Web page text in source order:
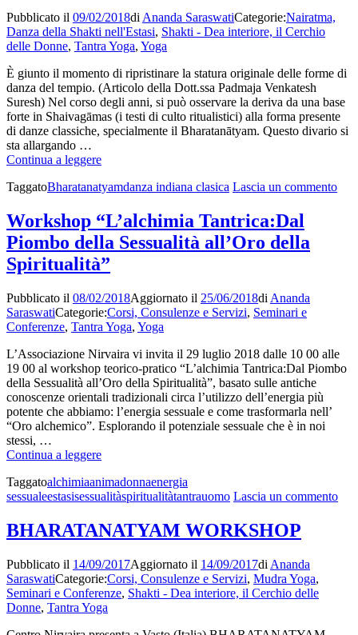
Potere
Infinito
della
(Dea
interiore)”
Pubblicato il 09/02/2018di Ananda SaraswatiCategorie:Nairatma,
Danza della Shakti nell'Estasi, Shakti - Dea interiore, il Cerchio
delle Donne, Tantra Yoga, Yoga
È giunto il momento di ripristinare la statura originale delle forme di
danza del tempio. (Articolo della Dott.ssa Padmaja Venkatesh
Suresh) Nel corso degli anni, si può osservare la deriva da una base
forte in Shaivagāmas (i testi di culto ritualistici) alla forma presente
di danze classiche, specialmente il Bharatanātyam. Questo divario si
sta allargando …
Continua a leggereÈ
il
di
ripristinare
la
statura
originale
forme
di
danza
tempio.
TaggatoBharatanatyamdanza indiana clasica Lascia un commentosu
di
Workshop “L’alchimia Tantrica:Dal
Piombo della Sessualità all’Oro della
Spiritualità”
Pubblicato il 08/02/2018Aggiornato il 25/06/2018di Ananda
SaraswatiCategorie:Corsi, Consulenze e Servizi, Seminari e
Conferenze, Tantra Yoga, Yoga
L’Associazione Nirvaira vi invita il 29 luglio 2018 dalle 10 00 alle
19 00 al workshop teorico-pratico “L’alchimia Tantrica:Dal Piombo
della Sessualità all’Oro della Spiritualità”, basato sulle antiche
conoscenze orientali tradizionali circa l’utilizzo dell’energia più
potente che abbiamo: l’energia sessuale e come trasformarla nell’
“Oro alchemico”. Esplorando il potenziale sessuale che è in noi
stessi, …
Continua a leggereWorkshop
Tantrica:Dal
Piombo
Sessualità
all’Oro
Spiritualità”
Taggatoalchimiaanimadonnaenergia
sessualeestasisessualitàspiritualitàtantrauomo Lascia un commentosu
BHARATANATYAM WORKSHOP
Pubblicato il 14/09/2017Aggiornato il 14/09/2017di Ananda
SaraswatiCategorie:Corsi, Consulenze e Servizi, Mudra Yoga,
Seminari e Conferenze, Shakti - Dea interiore, il Cerchio delle
Donne, Tantra Yoga